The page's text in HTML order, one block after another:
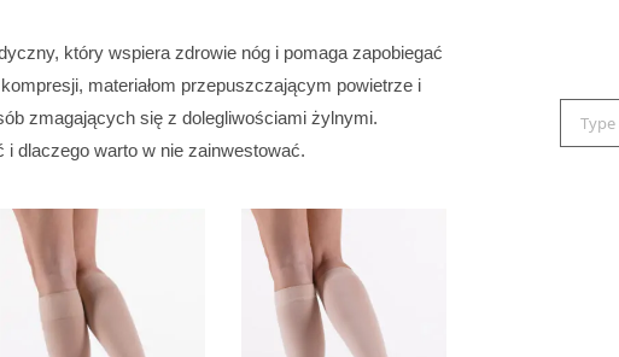
który wspiera zdrowie nóg i pomaga zapobiegać
materiałom przepuszczającym powietrze i
zmagających się z dolegliwościami żylnymi.
i dlaczego warto w nie zainwestować.
for: